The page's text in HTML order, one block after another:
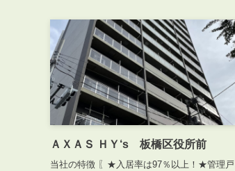
ＡＸＡＳ ＨＹ‘s 板橋区役所前
当社の特徴 〖★入居率は97％以上！★管理戸